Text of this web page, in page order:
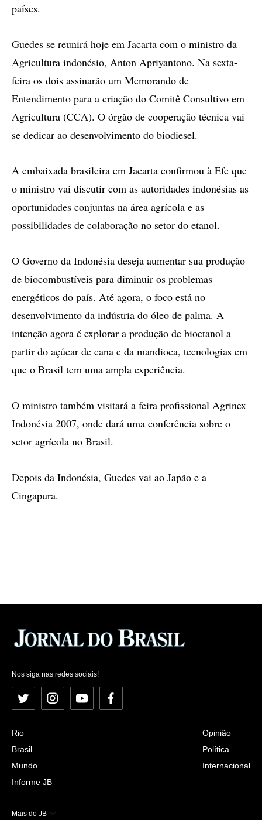
países.
Guedes se reunirá hoje em Jacarta com o ministro da
Agricultura indonésio, Anton Apriyantono. Na sexta-
feira os dois assinarão um Memorando de
Entendimento para a criação do Comitê Consultivo em
Agricultura (CCA). O órgão de cooperação técnica vai
se dedicar ao desenvolvimento do biodiesel.
A embaixada brasileira em Jacarta confirmou à Efe que
o ministro vai discutir com as autoridades indonésias as
oportunidades conjuntas na área agrícola e as
possibilidades de colaboração no setor do etanol.
O Governo da Indonésia deseja aumentar sua produção
de biocombustíveis para diminuir os problemas
energéticos do país. Até agora, o foco está no
desenvolvimento da indústria do óleo de palma. A
intenção agora é explorar a produção de bioetanol a
partir do açúcar de cana e da mandioca, tecnologias em
que o Brasil tem uma ampla experiência.
O ministro também visitará a feira profissional Agrinex
Indonésia 2007, onde dará uma conferência sobre o
setor agrícola no Brasil.
Depois da Indonésia, Guedes vai ao Japão e a
Cingapura.
Nos siga nas redes sociais!
Twitter InstagramYouTubeFacebook
Rio
Brasil
Mundo
Informe JB
Opinião
Política
Internacional
Mais do JB